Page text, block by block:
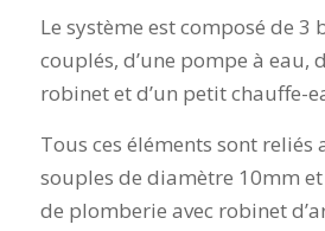
Le système est composé de 3
couplés, d’une pompe à eau,
robinet et d’un petit chauffe-
Tous ces éléments sont reliés
souples de diamètre 10mm
de plomberie avec robinet